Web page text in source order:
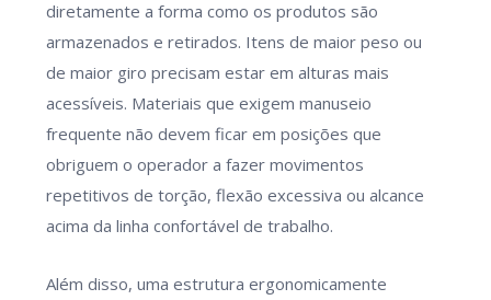
diretamente a forma como os produtos são
armazenados e retirados. Itens de maior peso ou
de maior giro precisam estar em alturas mais
acessíveis. Materiais que exigem manuseio
frequente não devem ficar em posições que
obriguem o operador a fazer movimentos
repetitivos de torção, flexão excessiva ou alcance
acima da linha confortável de trabalho.
Além disso, uma estrutura ergonomicamente